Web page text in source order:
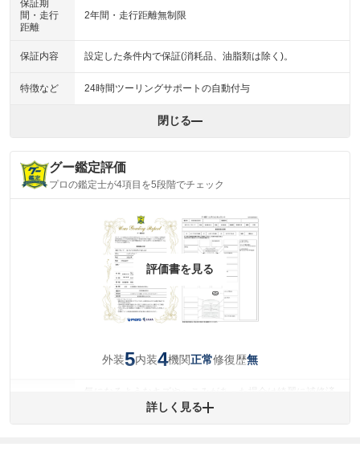
保証期
間・走行
距離
2年間・走行距離無制限
保証内容 設定した条件内で保証(消耗品、油脂類は除く)。
特徴など 24時間ツーリングサポートの自動付与
閉じる
グー鑑定評価
プロの鑑定士が4項目を5段階でチェック
評価書を見る
外装5内装4機関正常修復歴無
みですが、 小さなキズやヘコミが残っている場合もありま
詳しく見る